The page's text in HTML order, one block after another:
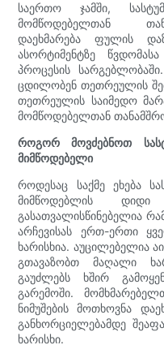
საერთო ჯამში,
მომწოდებელთან
დაეხმარება ფულის
ასორტიმენტზე
პროცესის
ცდილობენ თეთრეულის
თეთრეულის საიმედო
მომწოდებელთან
როგორ მოვძებნოთ
მიმწოდებელი
როდესაც საქმე ეხება
მიმწოდებლის დიდი
გასათვალისწინებელია
არჩევისას ერთ-ერთი
ხარისხია. აუცილებელია
გთავაზობთ მაღალი
გაუძლებს ხშირ
გარემოში.
ნიმუშების მოთხოვნა
განხორციელებამდე
ხარისხი.